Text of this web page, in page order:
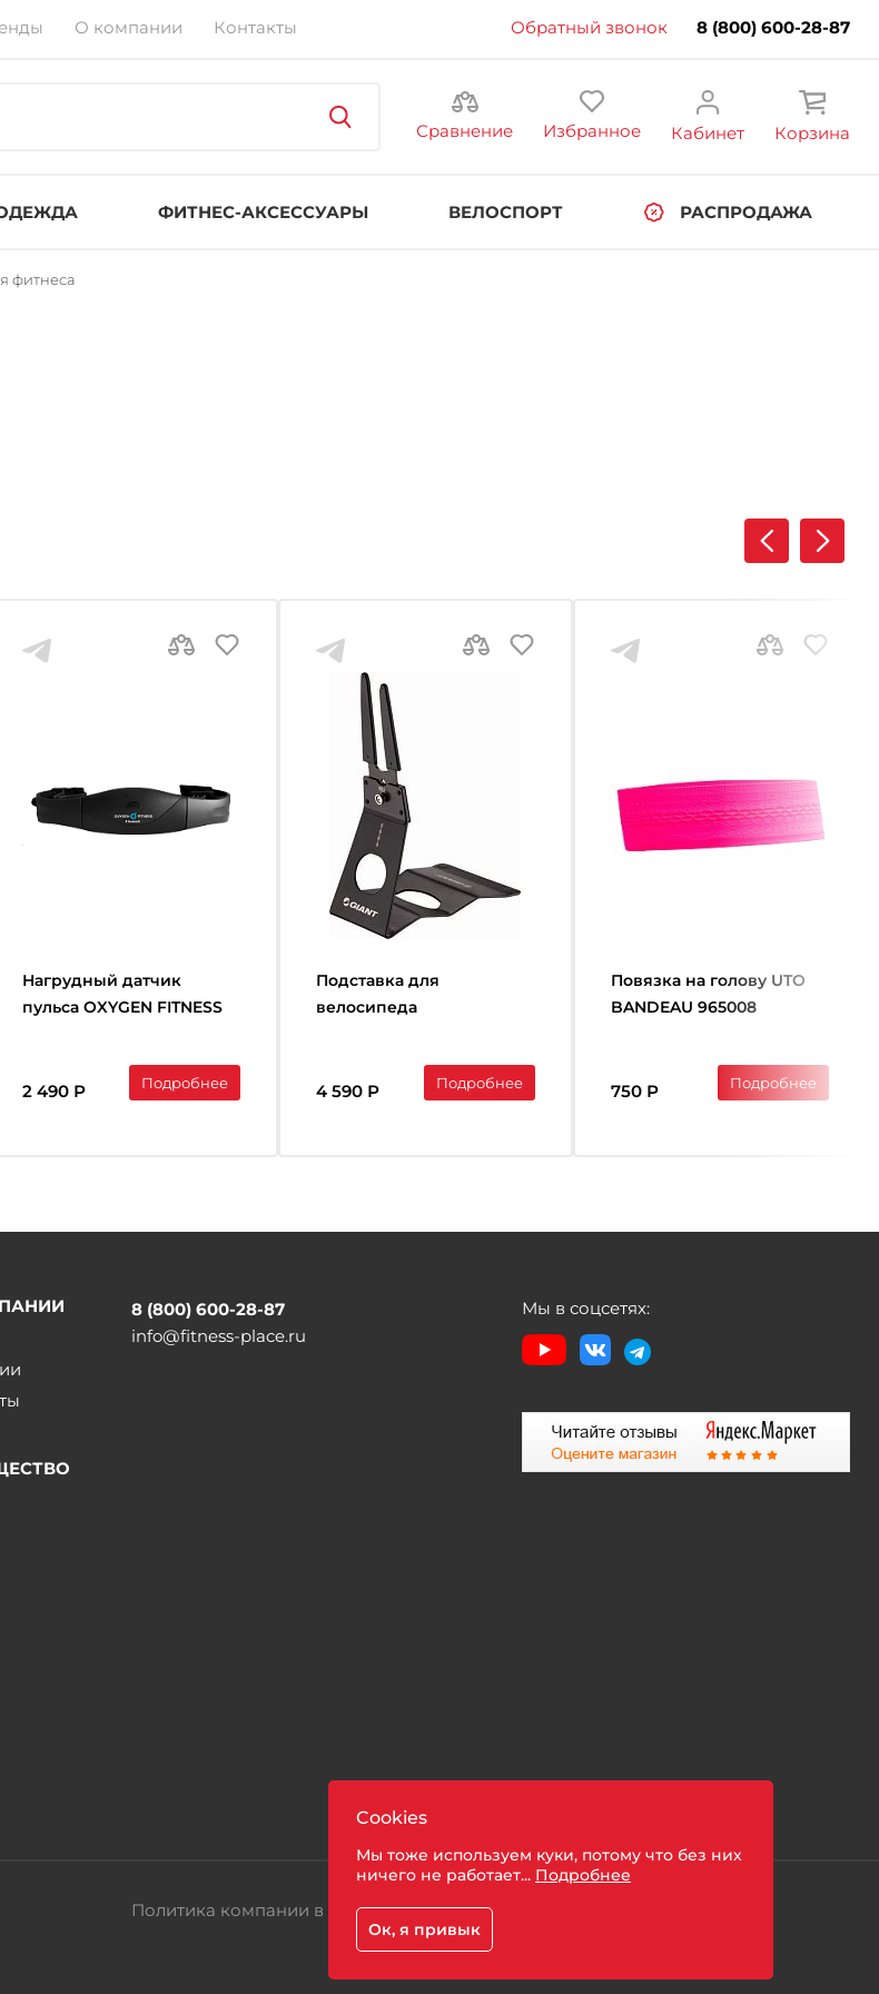
О компании Контакты Обратный звонок 8 (800) 600-28-87
Сравнение Избранное Кабинет Корзина
ФИТНЕС-АКСЕССУАРЫ ВЕЛОСПОРТ РАСПРОДАЖА
фитнеса
Нагрудный датчик
пульса OXYGEN FITNESS
2 490 Р Подробнее
Подставка для
велосипеда
4 590 Р Подробнее
Повязка на голову UTO
BANDEAU 965008
750 Р Подробнее
8 (800) 600-28-87
info@fitness-place.ru
Мы в соцсетях:
Политика компании в отношении обработки персональных данных
Cookies
Мы тоже используем куки, потому что без них
ничего не работает... Подробнее
Ок, я привык